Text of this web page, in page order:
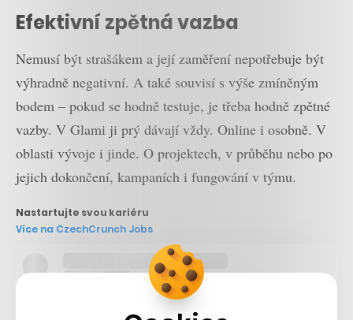
Efektivní zpětná vazba
Nemusí být strašákem a její zaměření nepotřebuje být
výhradně negativní. A také souvisí s výše zmíněným
bodem – pokud se hodně testuje, je třeba hodně zpětné
vazby. V Glami ji prý dávají vždy. Online i osobně. V
oblasti vývoje i jinde. O projektech, v průběhu nebo po
jejich dokončení, kampaních i fungování v týmu.
Nastartujte svou kariéru
Více na CzechCrunch Jobs